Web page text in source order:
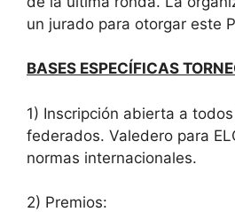
un jurado para otorgar este
BASES ESPECÍFICAS
1) Inscripción abierta a
federados. Valedero para
normas internacionales.
2) Premios: